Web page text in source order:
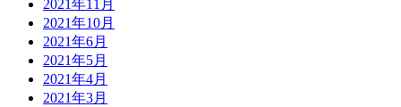
2021年11月
2021年10月
2021年6月
2021年5月
2021年4月
2021年3月